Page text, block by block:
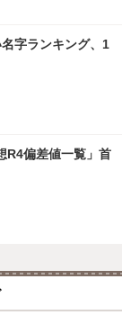
字ランキング、1
R4偏差値一覧」首